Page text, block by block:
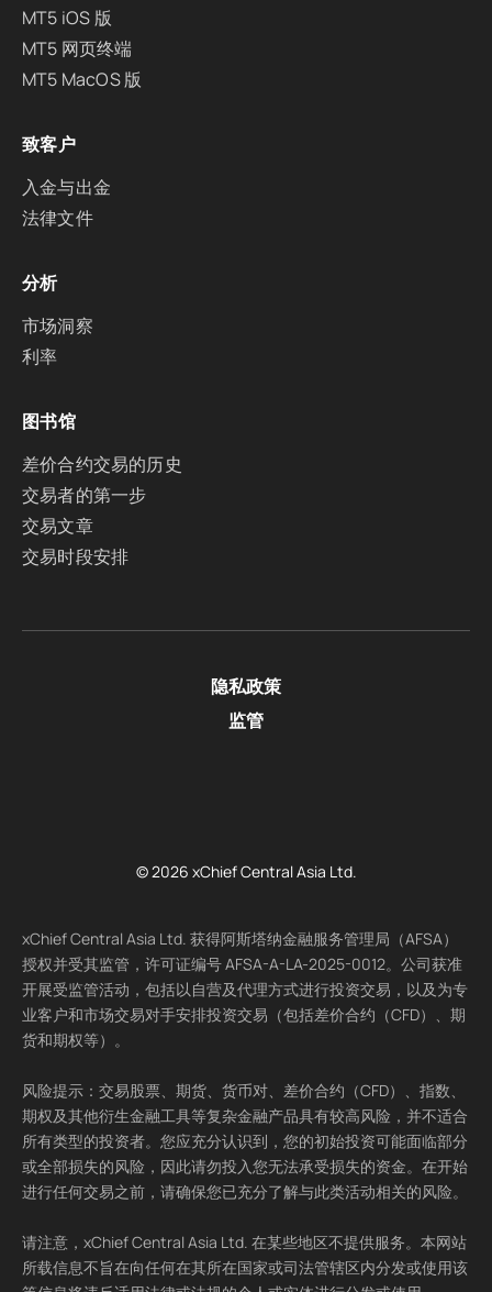
MT5 iOS 版
MT5 网页终端
MT5 MacOS 版
致客户
入金与出金
法律文件
分析
市场洞察
利率
图书馆
差价合约交易的历史
交易者的第一步
交易文章
交易时段安排
隐私政策
监管
© 2026 xChief Central Asia Ltd.
xChief Central Asia Ltd. 获得阿斯塔纳金融服务管理局（AFSA）
授权并受其监管，许可证编号 AFSA-A-LA-2025-0012。公司获准
开展受监管活动，包括以自营及代理方式进行投资交易，以及为专
业客户和市场交易对手安排投资交易（包括差价合约（CFD）、期
货和期权等）。
风险提示：交易股票、期货、货币对、差价合约（CFD）、指数、
期权及其他衍生金融工具等复杂金融产品具有较高风险，并不适合
所有类型的投资者。您应充分认识到，您的初始投资可能面临部分
或全部损失的风险，因此请勿投入您无法承受损失的资金。在开始
进行任何交易之前，请确保您已充分了解与此类活动相关的风险。
请注意，xChief Central Asia Ltd. 在某些地区不提供服务。本网站
所载信息不旨在向任何在其所在国家或司法管辖区内分发或使用该